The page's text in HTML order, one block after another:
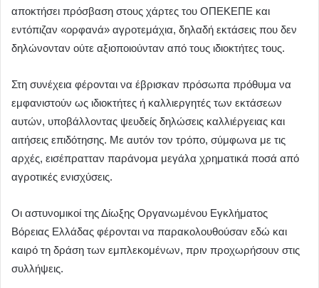
αποκτήσει πρόσβαση στους χάρτες του ΟΠΕΚΕΠΕ και
εντόπιζαν «ορφανά» αγροτεμάχια, δηλαδή εκτάσεις που δεν
δηλώνονταν ούτε αξιοποιούνταν από τους ιδιοκτήτες τους.
Στη συνέχεια φέρονται να έβρισκαν πρόσωπα πρόθυμα να
εμφανιστούν ως ιδιοκτήτες ή καλλιεργητές των εκτάσεων
αυτών, υποβάλλοντας ψευδείς δηλώσεις καλλιέργειας και
αιτήσεις επιδότησης. Με αυτόν τον τρόπο, σύμφωνα με τις
αρχές, εισέπρατταν παράνομα μεγάλα χρηματικά ποσά από
αγροτικές ενισχύσεις.
Οι αστυνομικοί της Δίωξης Οργανωμένου Εγκλήματος
Βόρειας Ελλάδας φέρονται να παρακολουθούσαν εδώ και
καιρό τη δράση των εμπλεκομένων, πριν προχωρήσουν στις
συλλήψεις.